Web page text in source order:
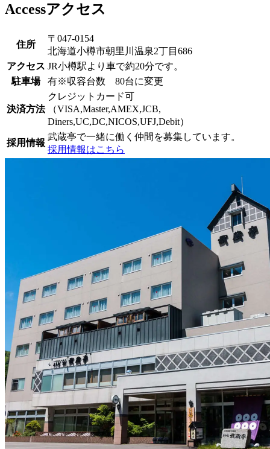
Accessアクセス
住所
〒047-0154
北海道小樽市朝里川温泉2丁目686
アクセス JR小樽駅より車で約20分です。
駐車場
有※収容台数 80台に変更
決済方法
クレジットカード可
（VISA,Master,AMEX,JCB,
Diners,UC,DC,NICOS,UFJ,Debit）
採用情報
武蔵亭で一緒に働く仲間を募集しています。
採用情報はこちら